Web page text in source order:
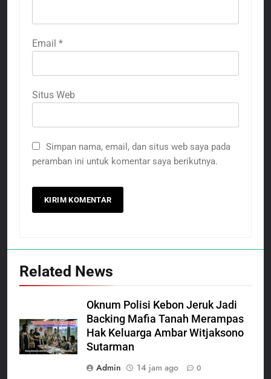
Email *
Situs Web
Simpan nama, email, dan situs web saya pada
peramban ini untuk komentar saya berikutnya.
Related News
Oknum Polisi Kebon Jeruk Jadi
Backing Mafia Tanah Merampas
Hak Keluarga Ambar Witjaksono
Sutarman
Admin
14 jam ago 0